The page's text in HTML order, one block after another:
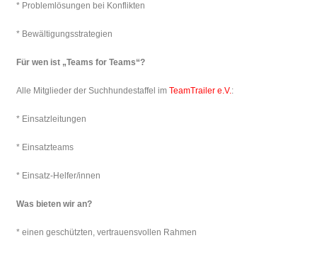
* Problemlösungen bei Konflikten
* Bewältigungsstrategien
Für wen ist „Teams for Teams“?
Alle Mitglieder der Suchhundestaffel imTeamTrailer e.V.:
* Einsatzleitungen
* Einsatzteams
* Einsatz-Helfer/innen
Was bieten wir an?
* einen geschützten, vertrauensvollen Rahmen